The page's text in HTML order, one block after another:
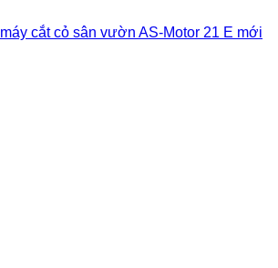
máy cắt cỏ sân vườn AS-Motor 21 E mới